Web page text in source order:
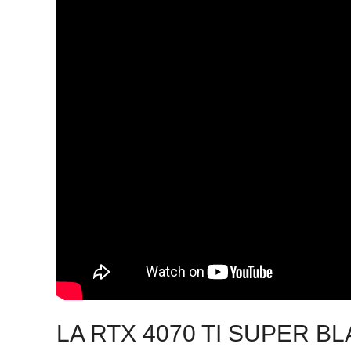
LA RTX 4070 TI SUPER